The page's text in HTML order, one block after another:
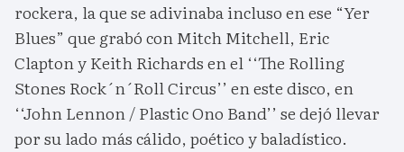
rockera, la que se adivinaba incluso en ese “Yer
Blues” que grabó con Mitch Mitchell, Eric
Clapton y Keith Richards en el ‘‘The Rolling
Stones Rock´n´Roll Circus’’ en este disco, en
‘‘John Lennon / Plastic Ono Band’’ se dejó llevar
por su lado más cálido, poético y baladístico.